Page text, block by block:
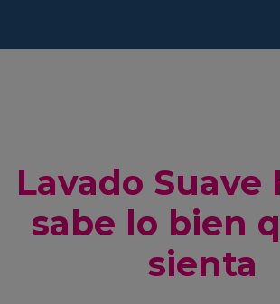
Lavado Suave
sabe lo bien
sienta